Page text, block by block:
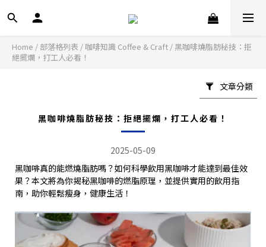
Home / 部落格列表 / 咖啡知識 Coffee & Craft /黑咖啡燒脂肪秘技：拒
絕擺爛，打工人必看！
文章分類
黑咖啡燒脂肪秘技：拒絕擺爛，打工人必看！
2025-05-09
黑咖啡真的能燃燒脂肪嗎？如何科學飲用黑咖啡才能達到最佳效
果？本文將為你揭秘黑咖啡的燃脂原理，並提供實用的飲用指
南，助你輕鬆瘦身，健康生活！